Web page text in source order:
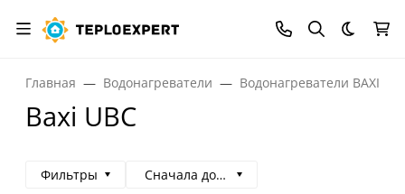
Темная
Главная Водонагреватели Водонагреватели BAXI
Baxi UBC
Фильтры Сначала дорогие